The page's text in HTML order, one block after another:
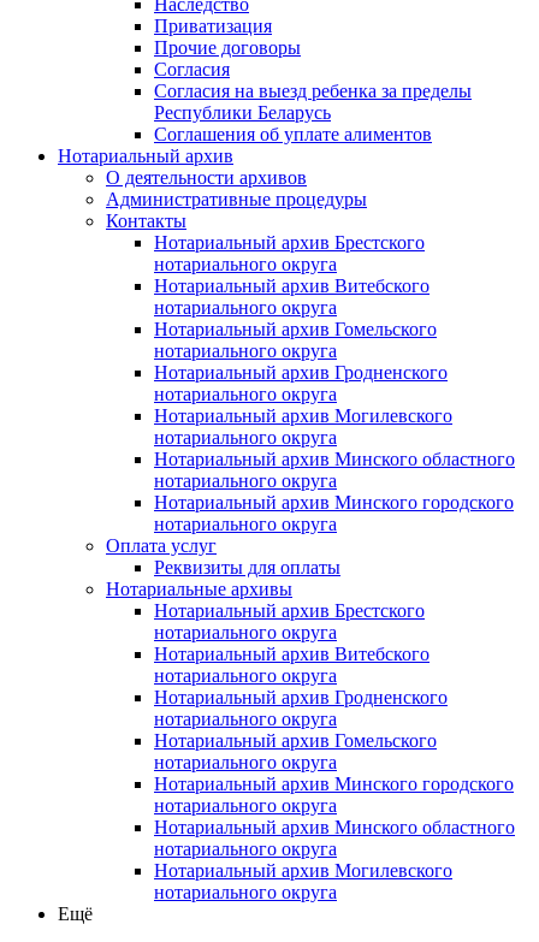
Приватизация
Прочие договоры
Согласия
Согласия на выезд ребенка за пределы
Республики Беларусь
Соглашения об уплате алиментов
Нотариальный архив
О деятельности архивов
Административные процедуры
Контакты
Нотариальный архив Брестского
нотариального округа
Нотариальный архив Витебского
нотариального округа
Нотариальный архив Гомельского
нотариального округа
Нотариальный архив Гродненского
нотариального округа
Нотариальный архив Могилевского
нотариального округа
Нотариальный архив Минского областного
нотариального округа
Нотариальный архив Минского городского
нотариального округа
Оплата услуг
Реквизиты для оплаты
Нотариальные архивы
Нотариальный архив Брестского
нотариального округа
Нотариальный архив Витебского
нотариального округа
Нотариальный архив Гродненского
нотариального округа
Нотариальный архив Гомельского
нотариального округа
Нотариальный архив Минского городского
нотариального округа
Нотариальный архив Минского областного
нотариального округа
Нотариальный архив Могилевского
нотариального округа
Ещё